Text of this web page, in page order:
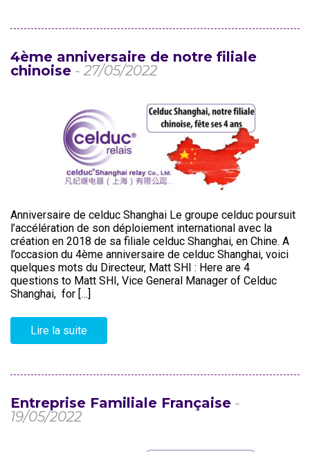
4ème anniversaire de notre filiale
chinoise - 27/05/2022
Anniversaire de celduc Shanghai Le groupe celduc poursuit
l’accélération de son déploiement international avec la
création en 2018 de sa filiale celduc Shanghai, en Chine. A
l’occasion du 4ème anniversaire de celduc Shanghai, voici
quelques mots du Directeur, Matt SHI : Here are 4
questions to Matt SHI, Vice General Manager of Celduc
Shanghai, for […]
Lire la suite
Entreprise Familiale Française -
19/05/2022